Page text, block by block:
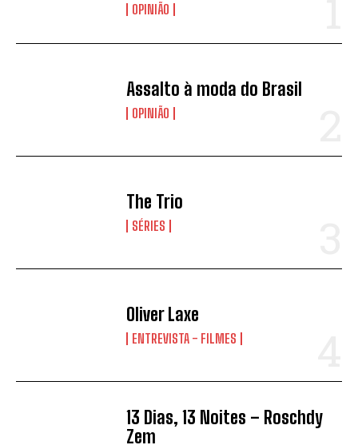
Concordo com aPolítica de
Vais receber informação sobre futuros
passatempos.
OPINIÃO
Assalto à moda do Brasil
OPINIÃO
The Trio
SÉRIES
Oliver Laxe
ENTREVISTA - FILMES
13 Dias, 13 Noites – Roschdy
Zem